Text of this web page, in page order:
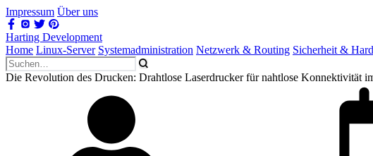
Impressum Über uns
Harting Development
Home Linux-Server Systemadministration Netzwerk & Routing Sicherheit &
Die Revolution des Drucken: Drahtlose Laserdrucker für nahtlose Konnektivität